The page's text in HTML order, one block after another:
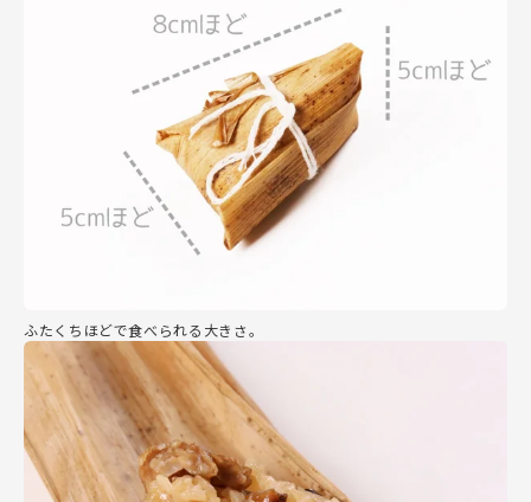
ふたくちほどで食べられる大きさ。